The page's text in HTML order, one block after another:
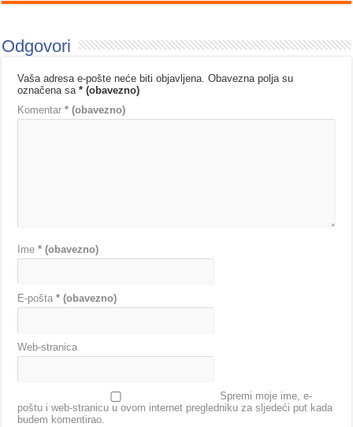
Odgovori
Vaša adresa e-pošte neće biti objavljena. Obavezna polja su
označena sa* (obavezno)
Komentar* (obavezno)
Ime* (obavezno)
E-pošta* (obavezno)
Web-stranica
Spremi moje ime, e-
poštu i web-stranicu u ovom internet pregledniku za sljedeći put kada
budem komentirao.